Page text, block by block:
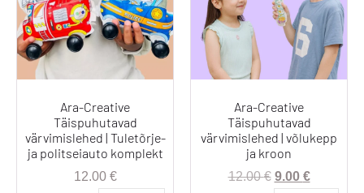
Ara-Creative
Täispuhutavad
värvimislehed | Tuletõrje-
ja politseiauto komplekt
12.00 €
Ara-Creative
Täispuhutavad
värvimislehed | võlukepp
ja kroon
12.00€ 9.00 €